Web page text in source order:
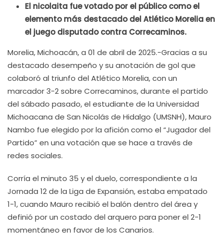
El nicolaita fue votado por el público como el
elemento más destacado del Atlético Morelia en
el juego disputado contra Correcaminos.
Morelia, Michoacán, a 01 de abril de 2025.-Gracias a su
destacado desempeño y su anotación de gol que
colaboró al triunfo del Atlético Morelia, con un
marcador 3-2 sobre Correcaminos, durante el partido
del sábado pasado, el estudiante de la Universidad
Michoacana de San Nicolás de Hidalgo (UMSNH), Mauro
Nambo fue elegido por la afición como el “Jugador del
Partido” en una votación que se hace a través de
redes sociales.
Corría el minuto 35 y el duelo, correspondiente a la
Jornada 12 de la Liga de Expansión, estaba empatado
1-1, cuando Mauro recibió el balón dentro del área y
definió por un costado del arquero para poner el 2-1
momentáneo en favor de los Canarios.